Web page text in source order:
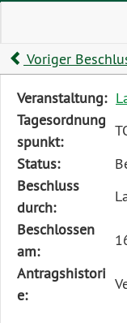
Voriger
Diese
Tabelle
beschreibt
den
Status,
die
Antragstellerin
und
verschiedene
Rahmendaten
Veranstaltung:
Tagesordnung
spunkt:
Status:
Beschluss
durch:
Beschlossen
am:
Antragshistori
e: